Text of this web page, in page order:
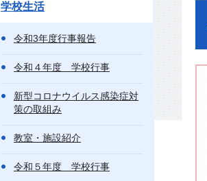
学校生活
令和3年度行事報告
令和４年度 学校行事
新型コロナウイルス感染症対
策の取組み
教室・施設紹介
令和５年度 学校行事